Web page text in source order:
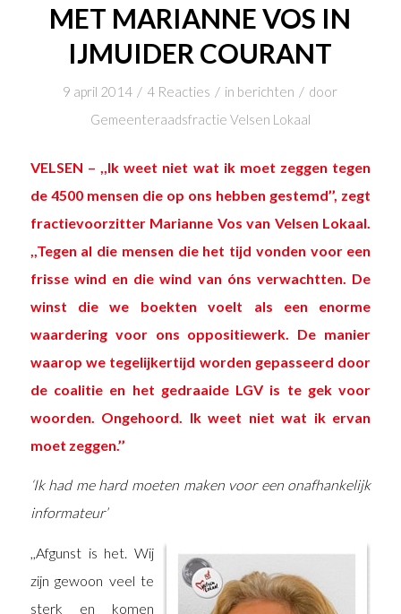
MET MARIANNE VOS IN
IJMUIDER COURANT
9 april 2014 / 4 Reacties / in berichten / door
Gemeenteraadsfractie Velsen Lokaal
VELSEN – ,,Ik weet niet wat ik moet zeggen tegen
de 4500 mensen die op ons hebben gestemd’’, zegt
fractievoorzitter Marianne Vos van Velsen Lokaal.
,,Tegen al die mensen die het tijd vonden voor een
frisse wind en die wind van óns verwachtten. De
winst die we boekten voelt als een enorme
waardering voor ons oppositiewerk. De manier
waarop we tegelijkertijd worden gepasseerd door
de coalitie en het gedraaide LGV is te gek voor
woorden. Ongehoord. Ik weet niet wat ik ervan
moet zeggen.’’
‘Ik had me hard moeten maken voor een onafhankelijk
informateur’
,,Afgunst is het. Wij
zijn gewoon veel te
sterk en komen